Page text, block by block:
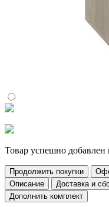
Товар успешно добавлен
Продолжить покупки
Описание
Доставка и
Дополнить комплект